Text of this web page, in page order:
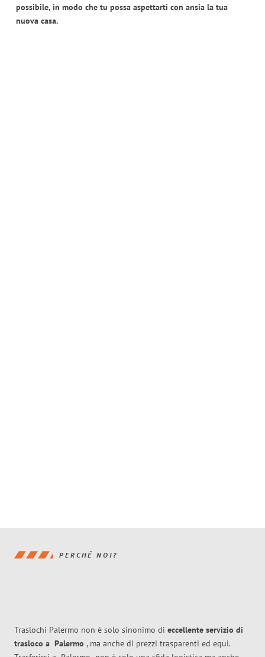
possibile, in modo che tu possa aspettarti con ansia la tua
nuova casa.
PERCHÉ NOI?
Traslochi Palermo non è solo sinonimo di eccellente servizio di
trasloco a Palermo , ma anche di prezzi trasparenti ed equi.